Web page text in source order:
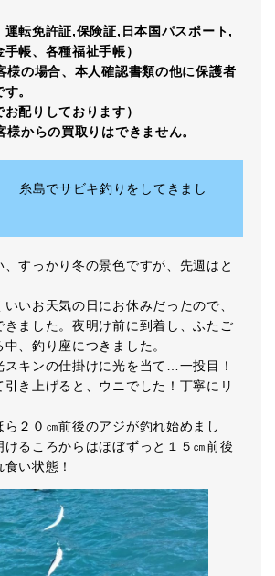
運転免許証,保険証,日本国パスポート,
帳、各種福祉手帳）
の場合、本人確認書類の他に保護者
。
お配りしております）
からの買取りはできません。
糸島でサビキ釣りをしてきまし
すっかり冬の景色ですが、先週はと
いお天気の日にお休みだったので、
きました。夜明け前に到着し、ふたご
、釣り座につきました。
キンの仕掛けに光を当て…一投目！
き上げると、ウニでした！丁寧にリ
２０㎝前後のアジが釣れ始めまし
けるころからはほぼずっと１５㎝前後
い状態！